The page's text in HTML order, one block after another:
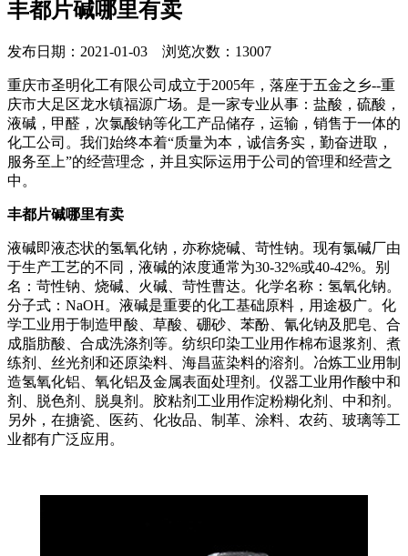
丰都片碱哪里有卖
发布日期：2021-01-03 浏览次数：13007
重庆市圣明化工有限公司成立于2005年，落座于五金之乡--重
庆市大足区龙水镇福源广场。是一家专业从事：盐酸，硫酸，
液碱，甲醛，次氯酸钠等化工产品储存，运输，销售于一体的
化工公司。我们始终本着“质量为本，诚信务实，勤奋进取，
服务至上”的经营理念，并且实际运用于公司的管理和经营之
中。
丰都片碱哪里有卖
液碱即液态状的氢氧化钠，亦称烧碱、苛性钠。现有氯碱厂由
于生产工艺的不同，液碱的浓度通常为30-32%或40-42%。别
名：苛性钠、烧碱、火碱、苛性曹达。化学名称：氢氧化钠。
分子式：NaOH。液碱是重要的化工基础原料，用途极广。化
学工业用于制造甲酸、草酸、硼砂、苯酚、氰化钠及肥皂、合
成脂肪酸、合成洗涤剂等。纺织印染工业用作棉布退浆剂、煮
练剂、丝光剂和还原染料、海昌蓝染料的溶剂。冶炼工业用制
造氢氧化铝、氧化铝及金属表面处理剂。仪器工业用作酸中和
剂、脱色剂、脱臭剂。胶粘剂工业用作淀粉糊化剂、中和剂。
另外，在搪瓷、医药、化妆品、制革、涂料、农药、玻璃等工
业都有广泛应用。